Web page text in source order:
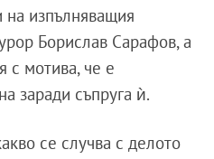
изпълняващия
Борислав Сарафов, а
с мотива, че е
заради съпруга ѝ.
се случва с делото